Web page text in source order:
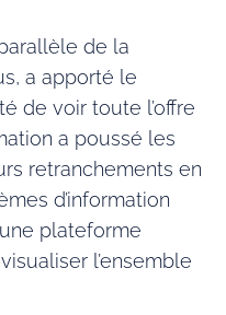
de la
a apporté le
de voir toute l’offre
a poussé les
retranchements en
d’information
plateforme
l’ensemble